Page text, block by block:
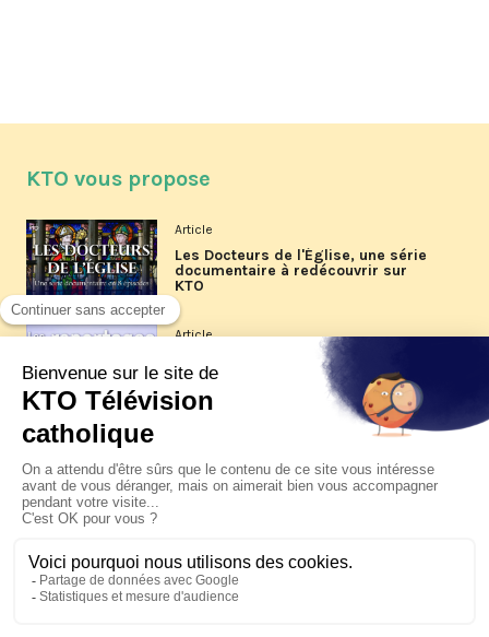
KTO vous propose
Article
Les Docteurs de l'Église, une série
documentaire à redécouvrir sur
KTO
Article
Les reportages d'été 2026 de KTO
La visite pastorale du pape Léon
XIV à Assise à suivre sur KTO le
jeudi 6 août
Le pape en Uruguay, Argentine et
Pérou du 6 au 17 novembre 2026